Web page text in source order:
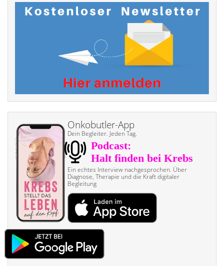
Onkobutler-App
Dein Begleiter. Jeden Tag.
Ein echtes Interview nach­gesprochen. Über
Diagnose, Therapie und die Kraft digitaler
Begleitung